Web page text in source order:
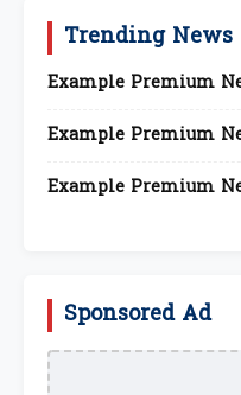
Trending News
Example Premium
Example Premium
Example Premium
Sponsored Ad